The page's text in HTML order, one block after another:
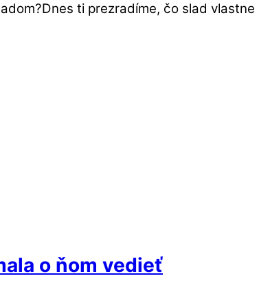
ti prezradíme, čo slad
o ňom vedieť